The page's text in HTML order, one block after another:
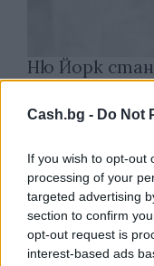
Cash.bg - Do Not
If you wish to opt-out
processing of your
targeted advertising
section to confirm
opt-out request is
interest-based ads
Ню Йорк
който е
06.08.2026 / 16:00